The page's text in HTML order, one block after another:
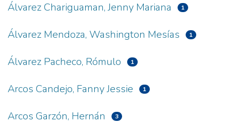
Álvarez Chariguaman, Jenny Mariana 1
Álvarez Mendoza, Washington Mesías 1
Álvarez Pacheco, Rómulo 1
Arcos Candejo, Fanny Jessie 1
Arcos Garzón, Hernán 3